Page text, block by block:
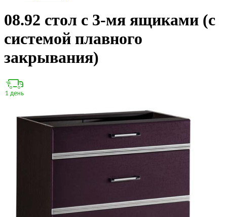
08.92 cтол с 3-мя ящиками (с
системой плавного
закрывания)